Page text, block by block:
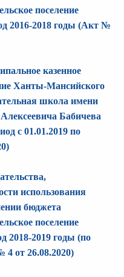
поселение
2016-2018 годы (Акт №
казенное
Ханты-Мансийского
школа имени
Бабичева
с 01.01.2019 по
использования
бюджета
поселение
2018-2019 годы (по
4 от 26.08.2020)